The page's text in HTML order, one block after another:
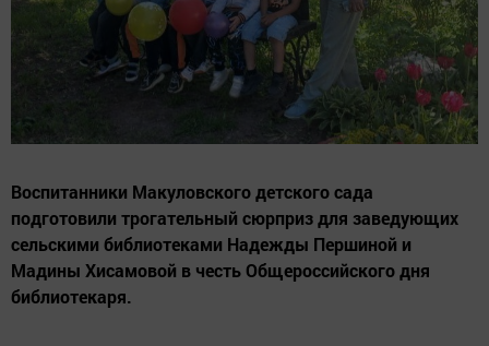
Воспитанники Макуловского детского сада
подготовили трогательный сюрприз для заведующих
сельскими библиотеками Надежды Першиной и
Мадины Хисамовой в честь Общероссийского дня
библиотекаря.